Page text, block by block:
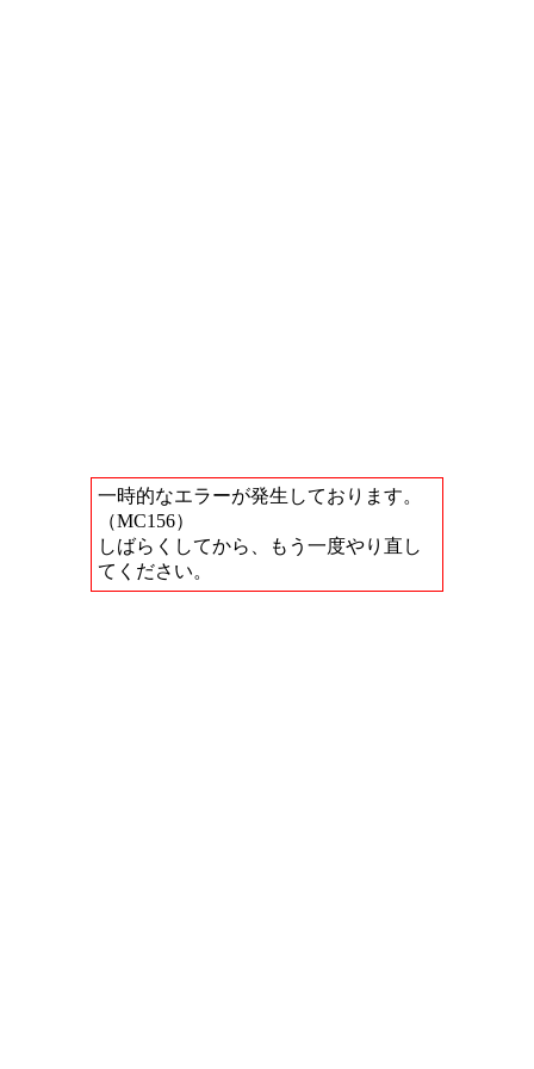
一時的なエラーが発生しております。
（MC156）
しばらくしてから、もう一度やり直し
てください。